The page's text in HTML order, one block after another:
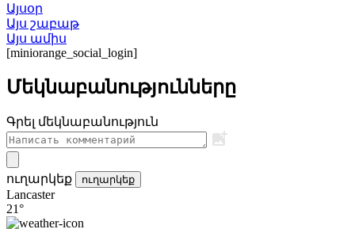
Այսօր
Այս շաբաթ
Այս ամիս
[miniorange_social_login]
Մեկնաբանությունները
Գրել մեկնաբանություն
ուղարկեք ուղարկեք
Lancaster
21°